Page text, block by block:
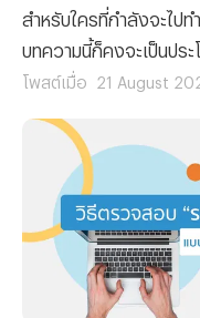
สำหรับใครที่กำลังจะไป
บทความนี้ก็คงจะเป็นปร
ได้รวบรวมขั้นตอนการยื่
โพสต์เมื่อ 21 August